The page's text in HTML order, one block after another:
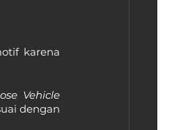
karena
Vehicle
dengan